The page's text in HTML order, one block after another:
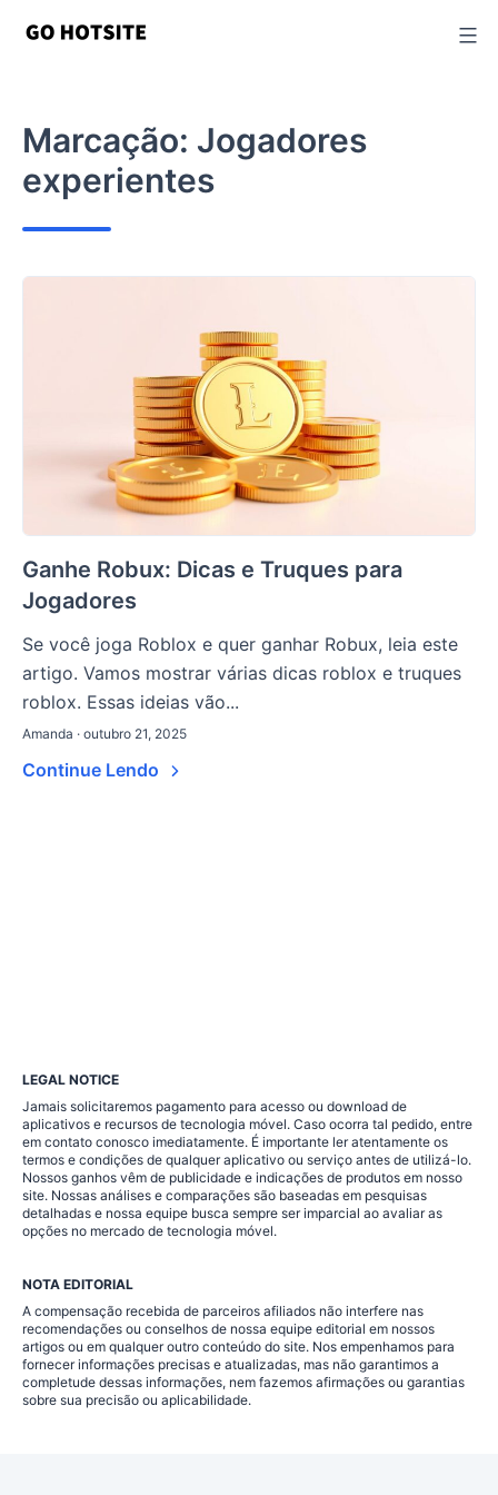
Marcação: Jogadores
experientes
Ganhe Robux: Dicas e Truques para
Jogadores
Se você joga Roblox e quer ganhar Robux, leia este
artigo. Vamos mostrar várias dicas roblox e truques
roblox. Essas ideias vão...
Amanda · outubro 21, 2025
Continue Lendo
LEGAL NOTICE
Jamais solicitaremos pagamento para acesso ou download de
aplicativos e recursos de tecnologia móvel. Caso ocorra tal pedido, entre
em contato conosco imediatamente. É importante ler atentamente os
termos e condições de qualquer aplicativo ou serviço antes de utilizá-lo.
Nossos ganhos vêm de publicidade e indicações de produtos em nosso
site. Nossas análises e comparações são baseadas em pesquisas
detalhadas e nossa equipe busca sempre ser imparcial ao avaliar as
opções no mercado de tecnologia móvel.
NOTA EDITORIAL
A compensação recebida de parceiros afiliados não interfere nas
recomendações ou conselhos de nossa equipe editorial em nossos
artigos ou em qualquer outro conteúdo do site. Nos empenhamos para
fornecer informações precisas e atualizadas, mas não garantimos a
completude dessas informações, nem fazemos afirmações ou garantias
sobre sua precisão ou aplicabilidade.